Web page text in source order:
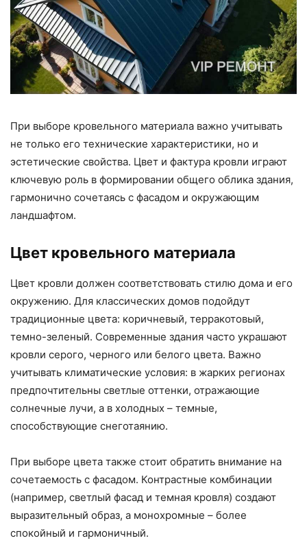
При выборе кровельного материала важно учитывать
не только его технические характеристики, но и
эстетические свойства. Цвет и фактура кровли играют
ключевую роль в формировании общего облика здания,
гармонично сочетаясь с фасадом и окружающим
ландшафтом.
Цвет кровельного материала
Цвет кровли должен соответствовать стилю дома и его
окружению. Для классических домов подойдут
традиционные цвета: коричневый, терракотовый,
темно-зеленый. Современные здания часто украшают
кровли серого, черного или белого цвета. Важно
учитывать климатические условия: в жарких регионах
предпочтительны светлые оттенки, отражающие
солнечные лучи, а в холодных – темные,
способствующие снеготаянию.
При выборе цвета также стоит обратить внимание на
сочетаемость с фасадом. Контрастные комбинации
(например, светлый фасад и темная кровля) создают
выразительный образ, а монохромные – более
спокойный и гармоничный.